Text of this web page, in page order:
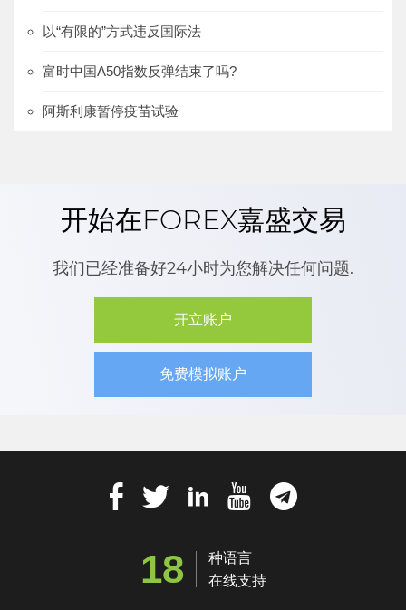
以“有限的”方式违反国际法
富时中国A50指数反弹结束了吗?
阿斯利康暂停疫苗试验
开始在FOREX嘉盛交易
我们已经准备好24小时为您解决任何问题.
开立账户
免费模拟账户
18
种语言
在线支持